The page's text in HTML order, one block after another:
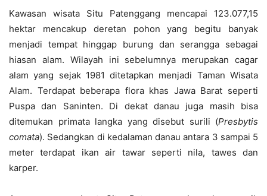
Kawasan wisata Situ Patenggang mencapai 123.077,15
hektar mencakup deretan pohon yang begitu banyak
menjadi tempat hinggap burung dan serangga sebagai
hiasan alam. Wilayah ini sebelumnya merupakan cagar
alam yang sejak 1981 ditetapkan menjadi Taman Wisata
Alam. Terdapat beberapa flora khas Jawa Barat seperti
Puspa dan Saninten. Di dekat danau juga masih bisa
ditemukan primata langka yang disebut surili (Presbytis
comata). Sedangkan di kedalaman danau antara 3 sampai 5
meter terdapat ikan air tawar seperti nila, tawes dan
karper.